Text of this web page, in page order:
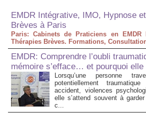
EMDR Intégrative, IMO, Hypnose
Brèves à Paris
Paris: Cabinets de Praticiens en EMDR
Thérapies Brèves. Formations,
EMDR: Comprendre l’oubli
mémoire s’efface… et pourquoi elle
Lorsqu’une personne
potentiellement
accident, violences
elle s’attend souvent à
c...